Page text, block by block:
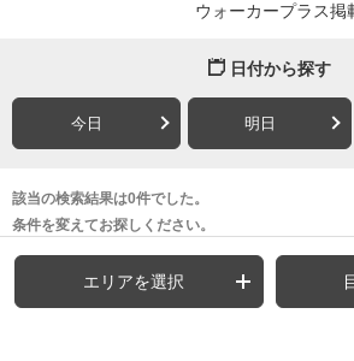
ウォーカープラス掲
日付から探す
今日 明日
該当の検索結果は0件でした。
条件を変えてお探しください。
エリアを選択